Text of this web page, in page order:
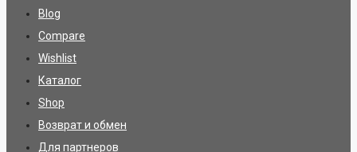
Blog
Compare
Wishlist
Каталог
Shop
Возврат и обмен
Для партнеров